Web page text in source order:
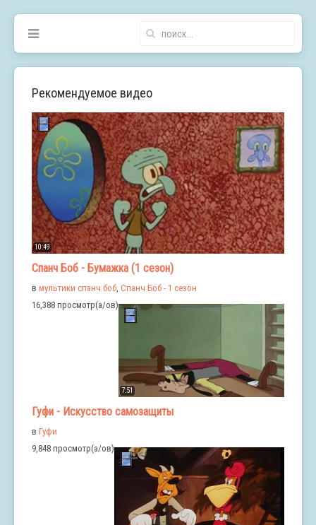
Рекомендуемое видео
10:49
Спанч Боб - Бумажка (1 сезон)
в мультики спанч боб, Спанч Боб - 1 сезон
16,388 просмотр(а/ов)
7:51
Гуфи - Искусство самозащиты
в Гуфи
9,848 просмотр(а/ов)